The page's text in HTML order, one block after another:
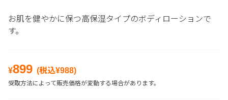
お肌を健やかに保つ高保湿タイプのボディローションで
す。
¥899 (税込¥988)
受取方法によって販売価格が変動する場合があります。